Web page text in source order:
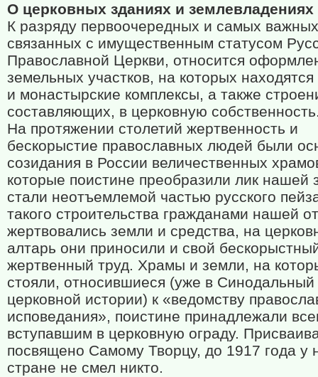
О церковных зданиях и землевладениях
К разряду первоочередных и самых
связанных с имущественным статусом
Православной Церкви, относится
земельных участков, на которых
и монастырские комплексы, а также
составляющих, в церковную
На протяжении столетий жертвенность и
бескорыстие православных людей были
созидания в России величественных
которые поистине преобразили лик нашей
стали неотъемлемой частью русского
такого строительства гражданами нашей
жертвовались земли и средства, на
алтарь они приносили и свой
жертвенный труд. Храмы и земли, на
стояли, относившиеся (уже в Синодальный
церковной истории) к «ведомству
исповедания», поистине принадлежали
вступавшим в церковную ограду.
посвящено Самому Творцу, до 1917 года у
стране не смел никто.